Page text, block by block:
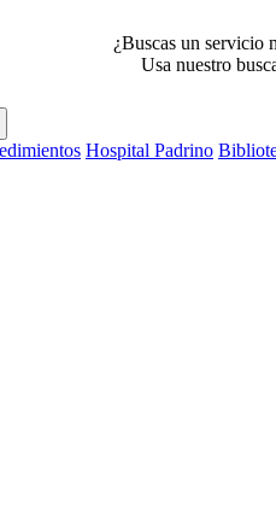
¿Buscas un servicio
Usa nuestro
Hospital Padrino